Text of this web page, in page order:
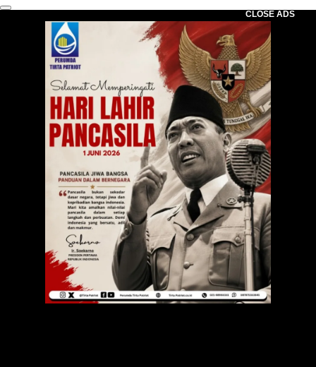
CLOSE ADS